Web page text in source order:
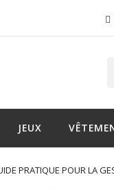
JEUX
PRATIQUE POUR LA